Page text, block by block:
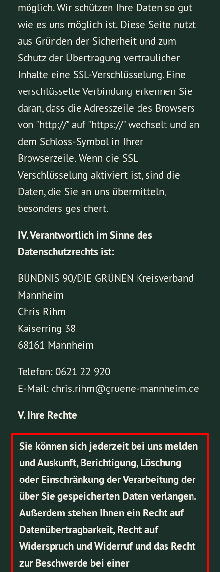
möglich. Wir schützen Ihre Daten so gut
wie es uns möglich ist. Diese Seite nutzt
aus Gründen der Sicherheit und zum
Schutz der Übertragung vertraulicher
Inhalte eine SSL-Verschlüsselung. Eine
verschlüsselte Verbindung erkennen Sie
daran, dass die Adresszeile des Browsers
von "http://" auf "https://" wechselt und an
dem Schloss-Symbol in Ihrer
Browserzeile. Wenn die SSL
Verschlüsselung aktiviert ist, sind die
Daten, die Sie an uns übermitteln,
besonders gesichert.
IV. Verantwortlich im Sinne des
Datenschutzrechts ist:
BÜNDNIS 90/DIE GRÜNEN Kreisverband
Mannheim
Chris Rihm
Kaiserring 38
68161 Mannheim
Telefon: 0621 22 920
E-Mail: chris.rihm@gruene-mannheim.de
V. Ihre Rechte
Sie können sich jederzeit bei uns melden
und Auskunft, Berichtigung, Löschung
oder Einschränkung der Verarbeitung der
über Sie gespeicherten Daten verlangen.
Außerdem stehen Ihnen ein Recht auf
Datenübertragbarkeit, Recht auf
Widerspruch und Widerruf und das Recht
zur Beschwerde bei einer